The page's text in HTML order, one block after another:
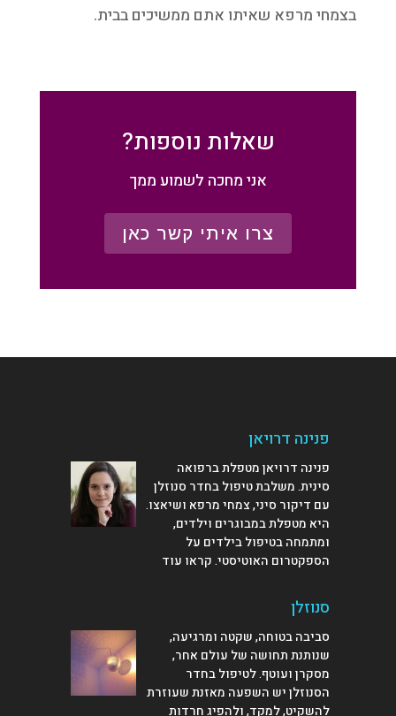
בצמחי מרפא שאיתו אתם ממשיכים בבית.
שאלות נוספות?
אני מחכה לשמוע ממך
צרו איתי קשר כאן
פנינה דרויאן
פנינה דרויאן מטפלת ברפואה
סינית. משלבת טיפול בחדר סנוזלן
עם דיקור סיני, צמחי מרפא ושיאצו.
היא מטפלת במבוגרים וילדים,
ומתמחה בטיפול בילדים על
הספקטרום האוטיסטי.קראו עוד
סנוזלן
סביבה בטוחה, שקטה ומרגיעה,
שנותנת תחושה של עולם אחר,
מסקרן ועוטף. לטיפול בחדר
הסנוזלן יש השפעה מאזנת שעוזרת
להשקיט, למקד, ולהפיג חרדות